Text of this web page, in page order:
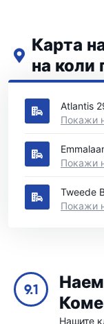
Карта
на коли
Вижте нашите
Atlantis
Покажи
Покажи
Tweede
Покажи
9.1
Нашите